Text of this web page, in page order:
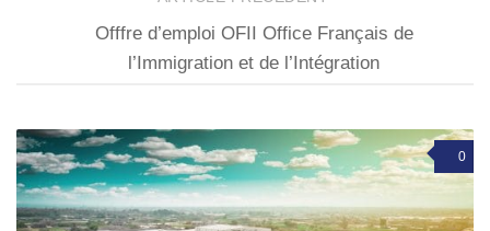
Offfre d’emploi OFII Office Français de
l’Immigration et de l’Intégration
0